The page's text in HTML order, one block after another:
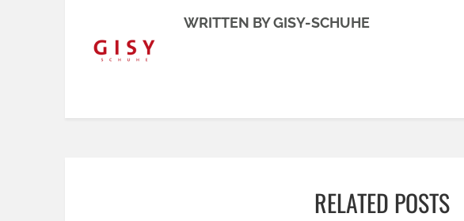
WRITTEN BY GISY-SCHUHE
RELATED POSTS